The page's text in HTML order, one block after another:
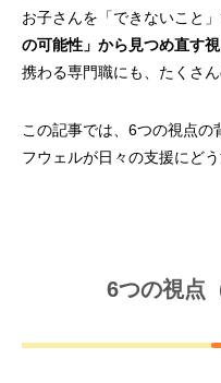
お子さんを「できないこと」
の可能性」から見つめ直す
携わる専門職にも、たくさ
この記事では、6つの視点の
フウェルが日々の支援にど
6つの視点